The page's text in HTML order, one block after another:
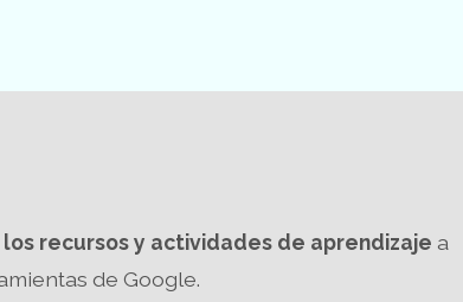
recursos y actividades de aprendizaje a
de Google.